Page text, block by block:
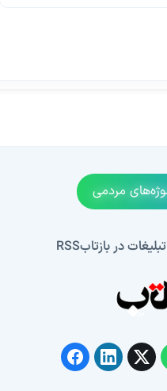
مردمی
تبلیغات در بازتابRSS